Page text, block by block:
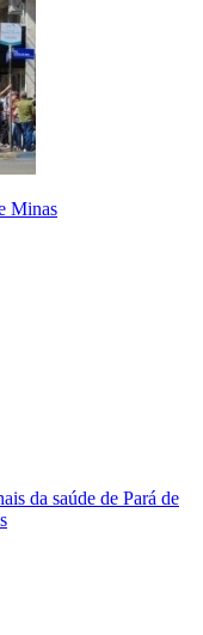
Minas
da saúde de Pará de